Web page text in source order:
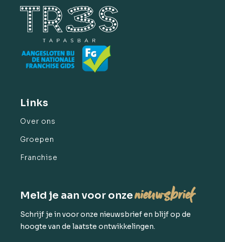
Links
Over ons
Groepen
Franchise
Meld je aan voor onzenieuwsbrief
Schrijf je in voor onze nieuwsbrief en blijf op de
hoogte van de laatste ontwikkelingen.